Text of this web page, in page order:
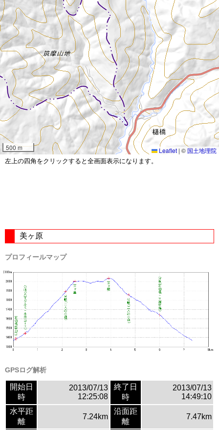
500 m Leaflet | © 国土地理院
左上の四角をクリックすると全画面表示になります。
美ヶ原
プロフィールマップ
GPSログ解析
開始日
時
2013/07/13
12:25:08
終了日
時
2013/07/13
14:49:10
水平距
離
7.24km
沿面距
離
7.47km